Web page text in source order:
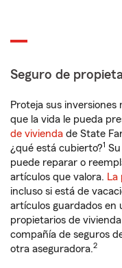
Seguro de
Proteja sus
que la vida le pueda
de vivienda de State
¿qué está cubierto?1
puede reparar o
artículos que valora. La
incluso si está de
artículos guardados en
propietarios de
compañía de seguros
otra aseguradora.2